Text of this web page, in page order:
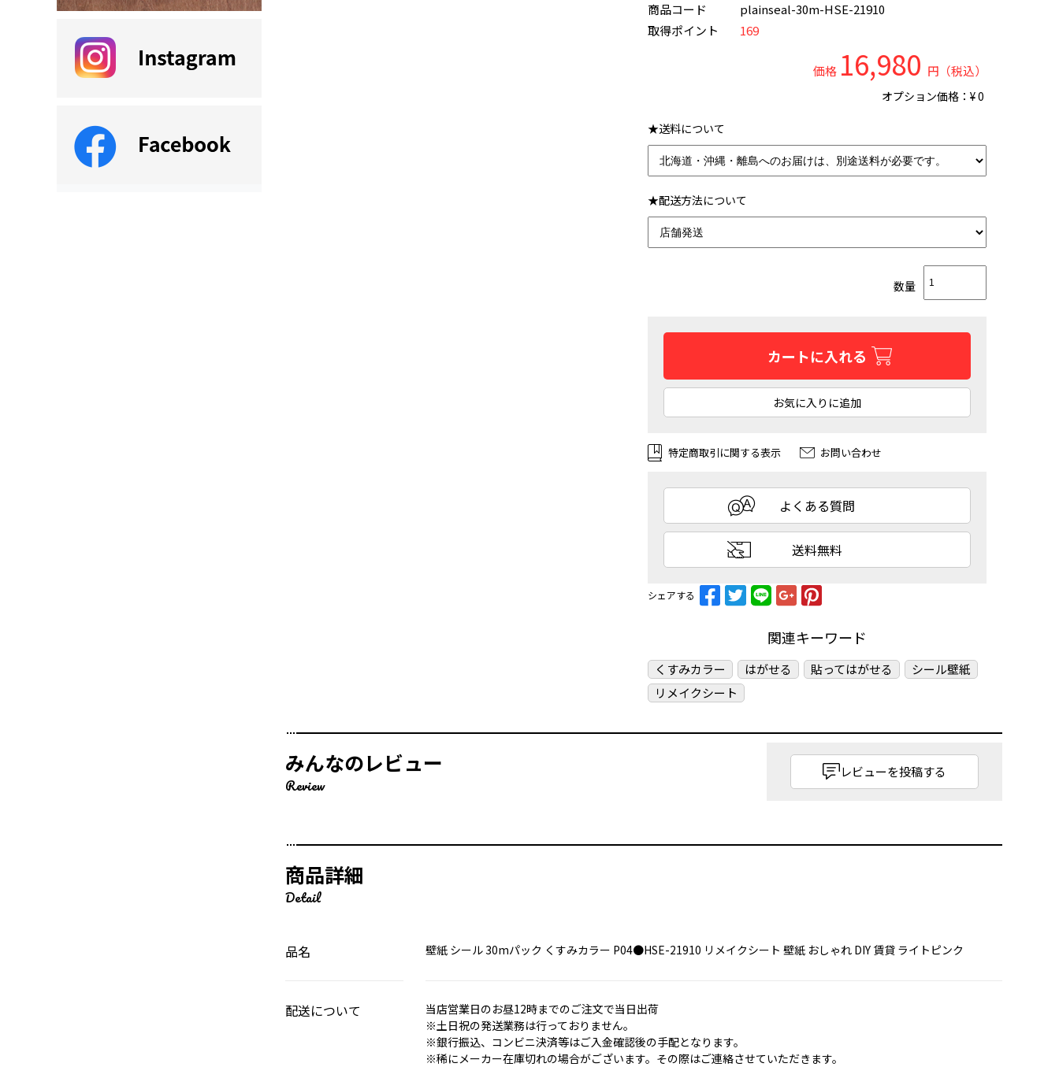
商品コード
plainseal-30m-HSE-21910
取得ポイント
169
価格 16,980 円（税込）
オプション価格：¥0
★送料について
★配送方法について
数量
カートに入れる
お気に入りに追加
特定商取引に関する表示 お問い合わせ
よくある質問
送料無料
シェアする
関連キーワード
くすみカラー はがせる 貼ってはがせる
シール壁紙
リメイクシート
みんなのレビュー
Review
レビューを投稿する
商品詳細
Detail
品名 壁紙 シール 30mパック くすみカラー P04●HSE-21910 リメイクシート 壁紙 おしゃれ DIY 賃貸 ライトピンク
配送について
当店営業日のお昼12時までのご注文で当日出荷
※土日祝の発送業務は行っておりません。
※銀行振込、コンビニ決済等はご入金確認後の手配となります。
※稀にメーカー在庫切れの場合がございます。その際はご連絡させていただきます。